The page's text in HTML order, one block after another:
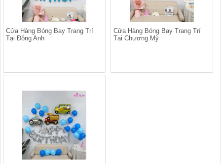
Cửa Hàng Bóng Bay Trang Trí
Tại Đông Anh
Cửa Hàng Bóng Bay Trang Trí
Tại Chương Mỹ